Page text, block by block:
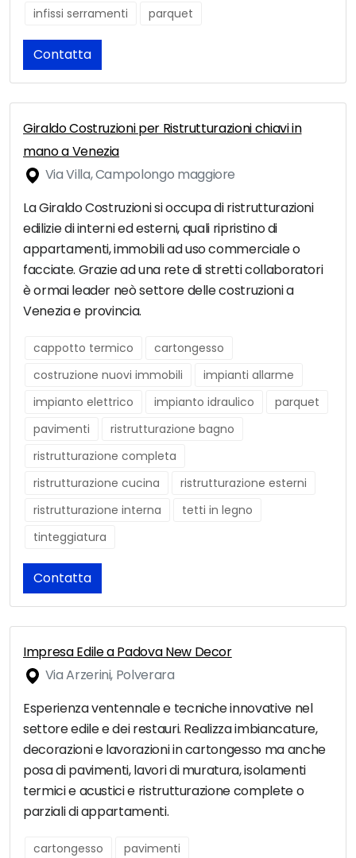
infissi serramenti parquet
Contatta
Giraldo Costruzioni per Ristrutturazioni chiavi in
mano a Venezia
Via Villa, Campolongo maggiore
La Giraldo Costruzioni si occupa di ristrutturazioni
edilizie di interni ed esterni, quali ripristino di
appartamenti, immobili ad uso commerciale o
facciate. Grazie ad una rete di stretti collaboratori
è ormai leader neò settore delle costruzioni a
Venezia e provincia.
cappotto termico
cartongesso
costruzione nuovi immobili
impianti allarme
impianto elettrico
impianto idraulico
parquet
pavimenti
ristrutturazione bagno
ristrutturazione completa
ristrutturazione cucina
ristrutturazione esterni
ristrutturazione interna
tetti in legno
tinteggiatura
Contatta
Impresa Edile a Padova New Decor
Via Arzerini, Polverara
Esperienza ventennale e tecniche innovative nel
settore edile e dei restauri. Realizza imbiancature,
decorazioni e lavorazioni in cartongesso ma anche
posa di pavimenti, lavori di muratura, isolamenti
termici e acustici e ristrutturazione complete o
parziali di appartamenti.
cartongesso
pavimenti